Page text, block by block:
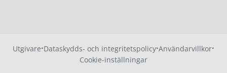
Utgivare·Dataskydds- och integritetspolicy·Användarvillkor·
Cookie-inställningar